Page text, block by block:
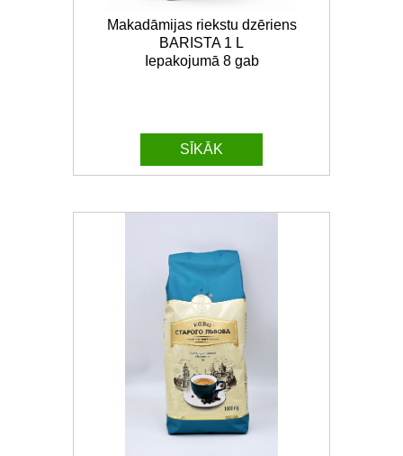
Makadāmijas riekstu dzēriens
BARISTA 1 L
Iepakojumā 8 gab
SĪKĀK